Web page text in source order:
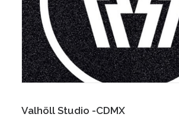
Valhöll Studio -CDMX